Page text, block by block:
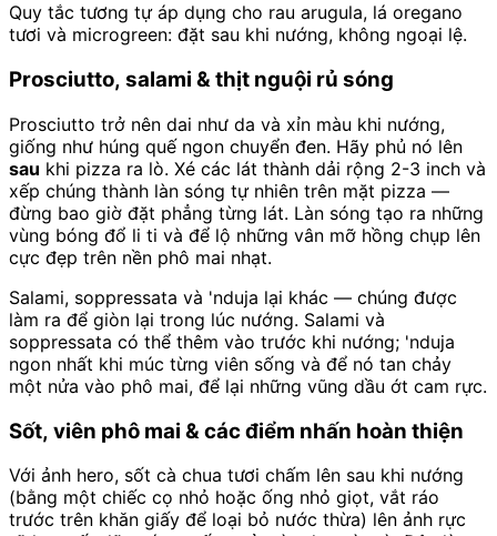
Quy tắc tương tự áp dụng cho rau arugula, lá oregano
tươi và microgreen: đặt sau khi nướng, không ngoại lệ.
Prosciutto, salami & thịt nguội rủ sóng
Prosciutto trở nên dai như da và xỉn màu khi nướng,
giống như húng quế ngon chuyển đen. Hãy phủ nó lên
sau khi pizza ra lò. Xé các lát thành dải rộng 2-3 inch và
xếp chúng thành làn sóng tự nhiên trên mặt pizza —
đừng bao giờ đặt phẳng từng lát. Làn sóng tạo ra những
vùng bóng đổ li ti và để lộ những vân mỡ hồng chụp lên
cực đẹp trên nền phô mai nhạt.
Salami, soppressata và 'nduja lại khác — chúng được
làm ra để giòn lại trong lúc nướng. Salami và
soppressata có thể thêm vào trước khi nướng; 'nduja
ngon nhất khi múc từng viên sống và để nó tan chảy
một nửa vào phô mai, để lại những vũng dầu ớt cam rực.
Sốt, viên phô mai & các điểm nhấn hoàn thiện
Với ảnh hero, sốt cà chua tươi chấm lên sau khi nướng
(bằng một chiếc cọ nhỏ hoặc ống nhỏ giọt, vắt ráo
trước trên khăn giấy để loại bỏ nước thừa) lên ảnh rực